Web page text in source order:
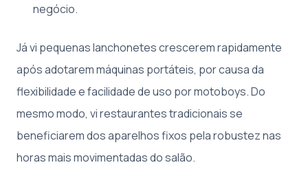
negócio.
Já vi pequenas lanchonetes crescerem rapidamente
após adotarem máquinas portáteis, por causa da
flexibilidade e facilidade de uso por motoboys. Do
mesmo modo, vi restaurantes tradicionais se
beneficiarem dos aparelhos fixos pela robustez nas
horas mais movimentadas do salão.